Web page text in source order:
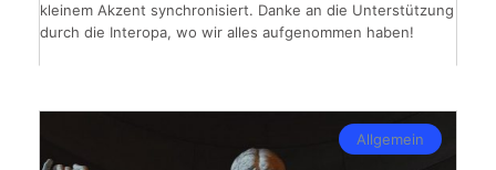
kleinem Akzent synchronisiert. Danke an die Unterstützung
durch die Interopa, wo wir alles aufgenommen haben!
Allgemein